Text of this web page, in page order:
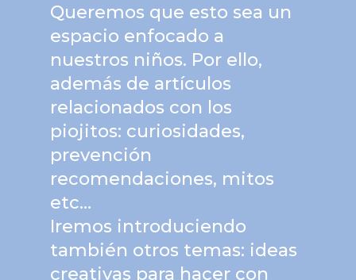
Queremos que esto sea un
espacio enfocado a
nuestros niños. Por ello,
además de artículos
relacionados con los
piojitos: curiosidades,
prevención
recomendaciones, mitos
etc…
Iremos introduciendo
también otros temas: ideas
creativas para hacer con